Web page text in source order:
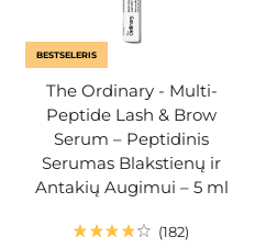
BESTSELERIS
The Ordinary - Multi-
Peptide Lash & Brow
Serum – Peptidinis
Serumas Blakstienų ir
Antakių Augimui – 5 ml
182